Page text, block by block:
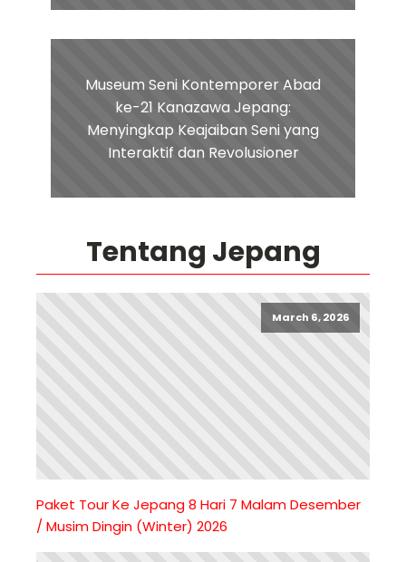
Museum Seni Kontemporer Abad
ke-21 Kanazawa Jepang:
Menyingkap Keajaiban Seni yang
Interaktif dan Revolusioner
Tentang Jepang
March 6, 2026
Paket Tour Ke Jepang 8 Hari 7 Malam Desember
/ Musim Dingin (Winter) 2026